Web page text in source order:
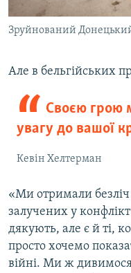
Зруйнований
Але в бельгійських
Своєю грою
увагу до вашої
Кевін Хелтерман
«Ми отримали
залучених у
дякують, але є й ті,
просто хочемо
війні. Ми ж